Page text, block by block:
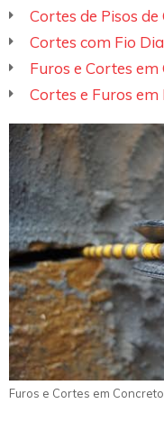
Cortes de Pisos
Cortes com Fio
Furos e Cortes
Cortes e Furos
Furos e Cortes em